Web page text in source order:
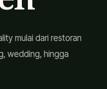
mulai dari restoran
wedding, hingga